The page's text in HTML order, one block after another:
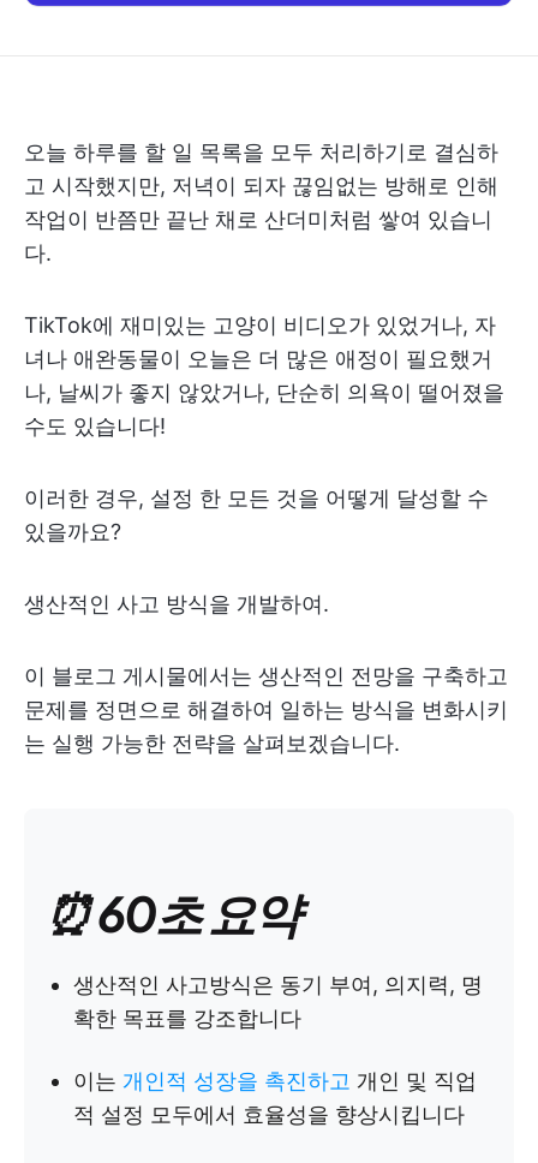
오늘 하루를 할 일 목록을 모두 처리하기로 결심하
고 시작했지만, 저녁이 되자 끊임없는 방해로 인해
작업이 반쯤만 끝난 채로 산더미처럼 쌓여 있습니
다.
TikTok에 재미있는 고양이 비디오가 있었거나, 자
녀나 애완동물이 오늘은 더 많은 애정이 필요했거
나, 날씨가 좋지 않았거나, 단순히 의욕이 떨어졌을
수도 있습니다!
이러한 경우, 설정 한 모든 것을 어떻게 달성할 수
있을까요?
생산적인 사고 방식을 개발하여.
이 블로그 게시물에서는 생산적인 전망을 구축하고
문제를 정면으로 해결하여 일하는 방식을 변화시키
는 실행 가능한 전략을 살펴보겠습니다.
⏰ 60초 요약
생산적인 사고방식은 동기 부여, 의지력, 명
확한 목표를 강조합니다
이는 개인적 성장을 촉진하고 개인 및 직업
적 설정 모두에서 효율성을 향상시킵니다